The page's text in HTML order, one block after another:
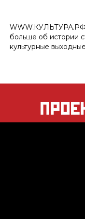
WWW.КУЛЬТУРА.РФ
больше об истории
культурные